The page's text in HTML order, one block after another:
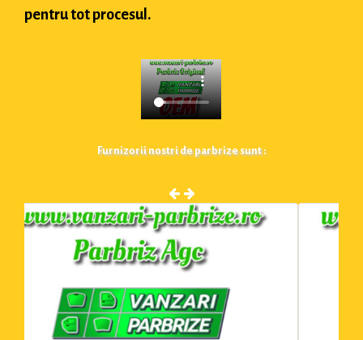
pentru tot procesul.
Furnizorii nostri de parbrize sunt :